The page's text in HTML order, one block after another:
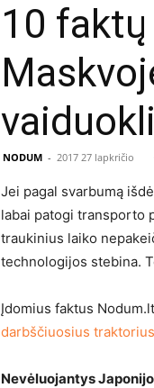
10
NODUM - 2017 27 lapkričio
Jei pagal svarbumą
labai patogi transporto
traukinius laiko
technologijos stebina.
Įdomius faktus
darbščiuosius
Nevėluojantys